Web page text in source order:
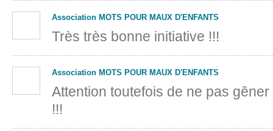
Association MOTS POUR MAUX D'ENFANTS
Très très bonne initiative !!!
Association MOTS POUR MAUX D'ENFANTS
Attention toutefois de ne pas
!!!